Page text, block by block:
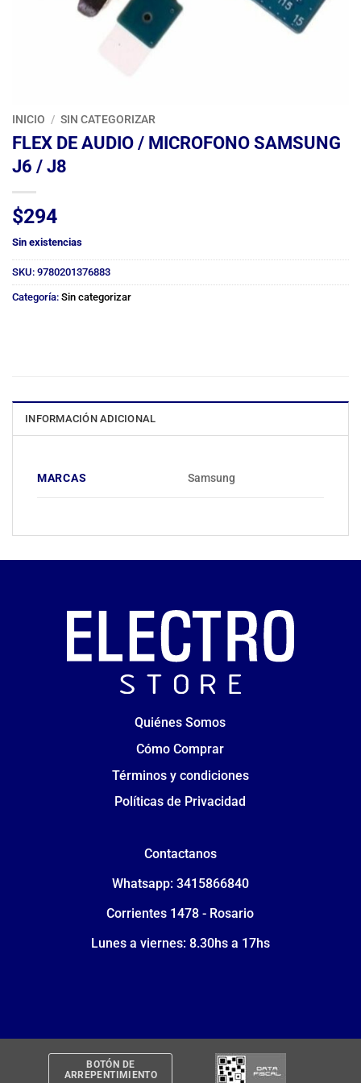
INICIO / SIN CATEGORIZAR
FLEX DE AUDIO / MICROFONO SAMSUNG
J6 / J8
$294
Sin existencias
SKU: 9780201376883
Categoría: Sin categorizar
INFORMACIÓN ADICIONAL
MARCAS Samsung
Quiénes Somos
Cómo Comprar
Términos y condiciones
Políticas de Privacidad
Contactanos
Whatsapp: 3415866840
Corrientes 1478 - Rosario
Lunes a viernes: 8.30hs a 17hs
BOTÓN DE
ARREPENTIMIENTO